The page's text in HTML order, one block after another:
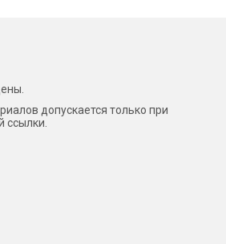
допускается только при
ссылки.